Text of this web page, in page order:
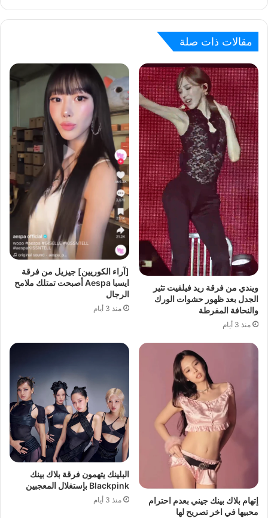
مقالات ذات صلة
ويندي من فرقة ريد فيلفيت تثير
الجدل بعد ظهور حشوات الورك
والنحافة المفرطة
منذ 3 أيام
[آراء الكوريين] جيزيل من فرقة
ايسبا Aespa أصبحت تمتلك ملامح
الرجال
منذ 3 أيام
إتهام بلاك بينك جيني بعدم احترام
محبيها في اخر تصريح لها
البلينك يتهمون فرقة بلاك بينك
Blackpink بإستغلال المعجبين
منذ 3 أيام